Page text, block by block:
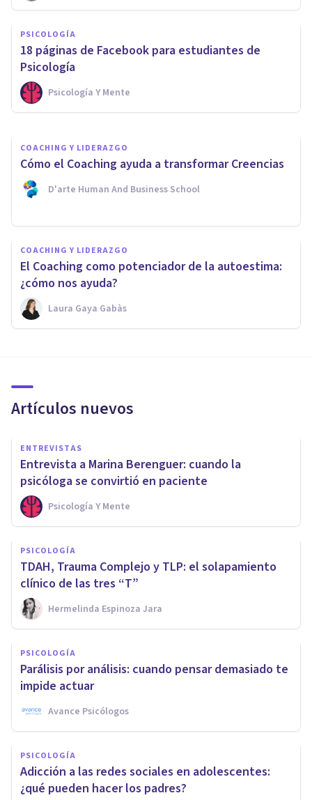
PSICOLOGÍA
​18 páginas de Facebook para estudiantes de
Psicología
Psicología Y Mente
Por qué negar nuestros
problemas es la peor solución
Javi Soriano
COACHING Y LIDERAZGO
Cómo el Coaching ayuda a transformar Creencias
D'arte Human And Business School
COACHING Y LIDERAZGO
El Coaching como potenciador de la autoestima:
¿cómo nos ayuda?
Laura Gaya Gabàs
Artículos nuevos
ENTREVISTAS
Entrevista a Marina Berenguer: cuando la
psicóloga se convirtió en paciente
Psicología Y Mente
PSICOLOGÍA
TDAH, Trauma Complejo y TLP: el solapamiento
clínico de las tres “T”
Hermelinda Espinoza Jara
PSICOLOGÍA
Parálisis por análisis: cuando pensar demasiado te
impide actuar
Avance Psicólogos
PSICOLOGÍA
Adicción a las redes sociales en adolescentes:
¿qué pueden hacer los padres?